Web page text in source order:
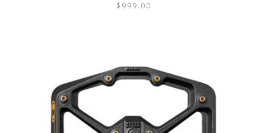
$ 999.00
MÚLTIPLES
VARIANTES.
OPCIONES